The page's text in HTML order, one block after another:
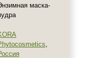
маска-
,